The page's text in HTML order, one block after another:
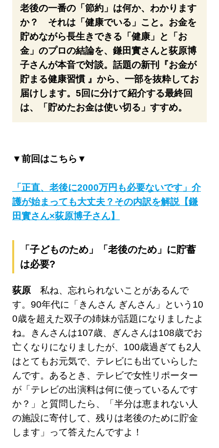
老後の一番の「節約」は何か、わかります
か？ それは「健康でいる」こと。お金を
貯めながら長生きできる「健康」と「お
金」のプロの結論を、鎌田實さんと荻原博
子さんが本音で対談。話題の新刊『お金が
貯まる健康習慣 』から、一部を抜粋してお
届けします。5回に分けて紹介する最終回
は、「貯めたお金は使い切る」すすめ。
▼前回はこちら▼
「正直、老後に2000万円も必要ないです」介
護が始まっても大丈夫？その内訳を解説【鎌
田實さん×荻原博子さん】
「子どものため」「老後のため」に貯蓄
は必要?
荻原 私ね、忘れられないことがあるんで
す。90年代に「きんさん ぎんさん」という10
0歳を超えた双子の姉妹が話題になりましたよ
ね。きんさんは107歳、ぎんさんは108歳でお
亡くなりになりましたが、100歳過ぎても2人
はとてもお元気で、テレビにも出ていらした
んです。あるとき、テレビで女性リポーター
が「テレビの出演料は何に使っているんです
か？」と質問したら、「半分は恵まれない人
の施設に寄付して、残りは老後のために貯金
します」って答えたんですよ！